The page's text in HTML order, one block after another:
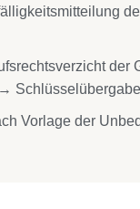
Schlüsselübergabe
Vorlage der